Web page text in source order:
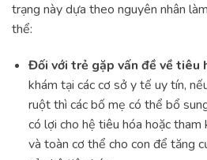
trạng này dựa theo nguyên nhân
thể:
Đối với trẻ gặp vấn đề về tiêu
khám tại các cơ sở y tế uy tín,
ruột thì các bố mẹ có thể bổ
có lợi cho hệ tiêu hóa hoặc tham
và toàn cơ thể cho con để tăng